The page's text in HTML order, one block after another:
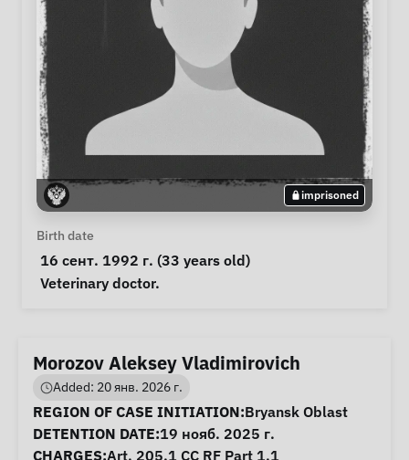
imprisoned
Personal Information
Birth date
16 сент. 1992 г. (33 years old)
Notes
Veterinary doctor.
Morozov Aleksey Vladimirovich
Added: 20 янв. 2026 г.
Case Information
REGION OF CASE INITIATION:Bryansk Oblast
DETENTION DATE:19 нояб. 2025 г.
CHARGES:Art. 205.1 CC RF Part 1.1